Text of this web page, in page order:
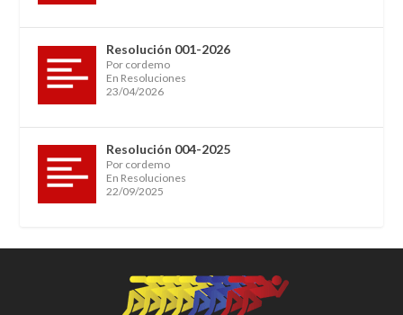
Resolución 001-2026
Por cordemo
En Resoluciones
23/04/2026
Resolución 004-2025
Por cordemo
En Resoluciones
22/09/2025